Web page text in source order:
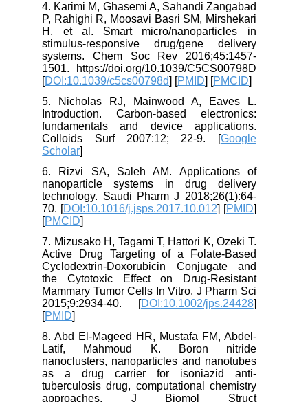
4. Karimi M, Ghasemi A, Sahandi Zangabad
P, Rahighi R, Moosavi Basri SM, Mirshekari
H, et al. Smart micro/nanoparticles in
stimulus-responsive drug/gene delivery
systems. Chem Soc Rev 2016;45:1457-
1501. https://doi.org/10.1039/C5CS00798D
[DOI:10.1039/c5cs00798d] [PMID] [PMCID
5. Nicholas RJ, Mainwood A, Eaves L.
Introduction. Carbon-based electronics:
fundamentals and device applications.
Colloids Surf 2007:12; 22-9. [Google
Scholar
6. Rizvi SA, Saleh AM. Applications of
nanoparticle systems in drug delivery
technology. Saudi Pharm J 2018;26(1):64-
70. [DOI:10.1016/j.jsps.2017.10.012] [PMID
[PMCID
7. Mizusako H, Tagami T, Hattori K, Ozeki T.
Active Drug Targeting of a Folate-Based
Cyclodextrin-Doxorubicin Conjugate and
the Cytotoxic Effect on Drug‐Resistant
Mammary Tumor Cells In Vitro. J Pharm Sci
2015;9:2934-40. [DOI:10.1002/jps.24428
[PMID
8. Abd El-Mageed HR, Mustafa FM, Abdel-
Latif, Mahmoud K. Boron nitride
nanoclusters, nanoparticles and nanotubes
as a drug carrier for isoniazid anti-
tuberculosis drug, computational chemistry
approaches. J Biomol Struct